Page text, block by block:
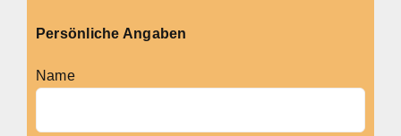
Persönliche Angaben
Name